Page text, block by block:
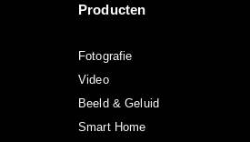
Producten
Fotografie
Video
Beeld & Geluid
Smart Home